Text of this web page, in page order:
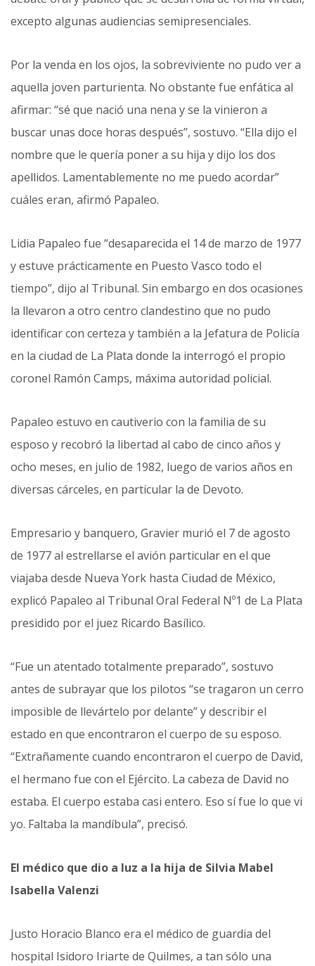
excepto algunas audiencias semipresenciales.
Por la venda en los ojos, la sobreviviente no pudo ver a
aquella joven parturienta. No obstante fue enfática al
afirmar: “sé que nació una nena y se la vinieron a
buscar unas doce horas después”, sostuvo. “Ella dijo el
nombre que le quería poner a su hija y dijo los dos
apellidos. Lamentablemente no me puedo acordar”
cuáles eran, afirmó Papaleo.
Lidia Papaleo fue “desaparecida el 14 de marzo de 1977
y estuve prácticamente en Puesto Vasco todo el
tiempo”, dijo al Tribunal. Sin embargo en dos ocasiones
la llevaron a otro centro clandestino que no pudo
identificar con certeza y también a la Jefatura de Policía
en la ciudad de La Plata donde la interrogó el propio
coronel Ramón Camps, máxima autoridad policial.
Papaleo estuvo en cautiverio con la familia de su
esposo y recobró la libertad al cabo de cinco años y
ocho meses, en julio de 1982, luego de varios años en
diversas cárceles, en particular la de Devoto.
Empresario y banquero, Gravier murió el 7 de agosto
de 1977 al estrellarse el avión particular en el que
viajaba desde Nueva York hasta Ciudad de México,
explicó Papaleo al Tribunal Oral Federal Nº1 de La Plata
presidido por el juez Ricardo Basílico.
“Fue un atentado totalmente preparado”, sostuvo
antes de subrayar que los pilotos “se tragaron un cerro
imposible de llevártelo por delante” y describir el
estado en que encontraron el cuerpo de su esposo.
“Extrañamente cuando encontraron el cuerpo de David,
el hermano fue con el Ejército. La cabeza de David no
estaba. El cuerpo estaba casi entero. Eso sí fue lo que vi
yo. Faltaba la mandíbula”, precisó.
El médico que dio a luz a la hija de Silvia Mabel
Isabella Valenzi
Justo Horacio Blanco era el médico de guardia del
hospital Isidoro Iriarte de Quilmes, a tan sólo una